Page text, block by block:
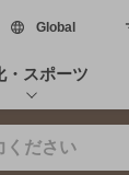
Global新しいウ
・スポーツ